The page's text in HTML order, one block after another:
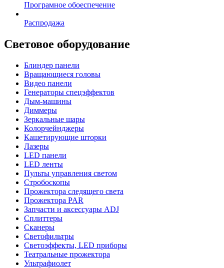
Програмное обоеспечение
Распродажа
Световое оборудование
Блиндер панели
Вращающиеся головы
Видео панели
Генераторы спецэффектов
Дым-машины
Диммеры
Зеркальные шары
Колорчейнджеры
Кашетирующие шторки
Лазеры
LED панели
LED ленты
Пульты управления светом
Стробоскопы
Прожектора следящего света
Прожектора PAR
Запчасти и аксессуары ADJ
Сплиттеры
Сканеры
Светофильтры
Светоэффекты, LED приборы
Театральные прожектора
Ультрафиолет